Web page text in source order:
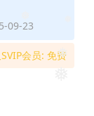
❅ ❅
09-23
会员: 免费